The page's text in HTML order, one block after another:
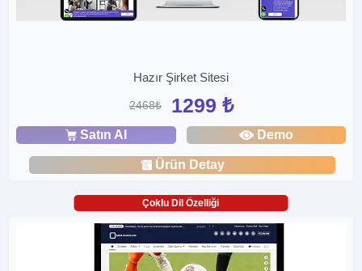
Hazır Şirket Sitesi
2468₺ 1299 ₺
Satın Al Demo
Ürün Detay
Çoklu Dil Özelliği